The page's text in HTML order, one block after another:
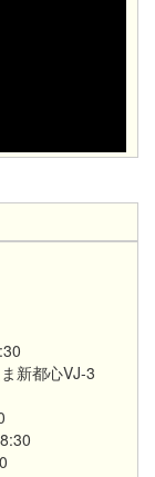
新都心VJ-3